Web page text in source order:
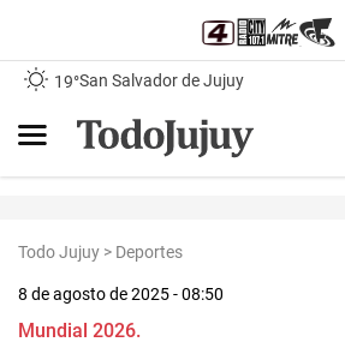
19°San Salvador de Jujuy
Todo Jujuy > Deportes
8 de agosto de 2025 - 08:50
Mundial 2026.